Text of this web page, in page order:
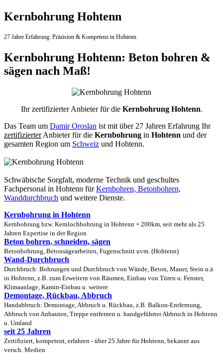
Kernbohrung Hohtenn
27 Jahre Erfahrung: Präzision & Kompetenz in Hohtenn
Kernbohrung Hohtenn: Beton bohren &
sägen nach Maß!
Ihr zertifizierter Anbieter für die Kernbohrung Hohtenn.
Das Team um Damir Oroslan ist mit über 27 Jahren Erfahrung Ihr
zertifizierterAnbieter für die Kernbohrung in Hohtenn und der
gesamten Region um Schweiz und Hohtenn.
Schwäbische Sorgfalt, moderne Technik und geschultes
Fachpersonal in Hohtenn fürKernbohren, Betonbohren,
Wanddurchbruch und weitere Dienste.
Kernbohrung in Hohtenn
Kernbohrung bzw. Kernlochbohrung in Hohtenn + 200km, seit mehr als 25
Jahren Expertise in der Region
Beton bohren, schneiden, sägen
Betonbohrung, Betonsägearbeiten, Fugenschnitt uvm. (Hohtenn)
Wand-Durchbruch
Durchbruch: Bohrungen und Durchbruch von Wände, Beton, Mauer, Stein u.ä
in Hohtenn, z.B. zum Erweitern von Räumen, Einbau von Türen u. Fenster,
Klimaanlage, Kamin-Einbau u. weitere
Demontage, Rückbau, Abbruch
Handabbruch: Demontage, Abbruch u. Rückbau, z.B. Balkon-Entfernung,
Abbruch von Anbauten, Treppe entfernen u. handgeführter Abbruch in Hohtenn
u. Umland
seit 25 Jahren
Zertifiziert, kompetent, erfahren - über 25 Jahre für Hohtenn, bekannt aus
versch. Medien